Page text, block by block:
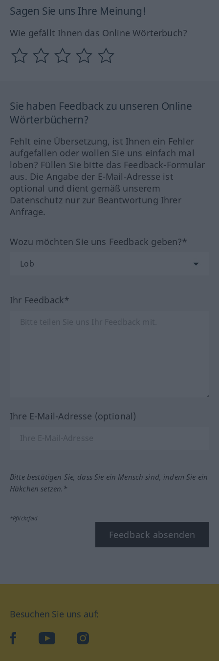
Sagen Sie uns Ihre Meinung!
Wie gefällt Ihnen das Online Wörterbuch?
Sie haben Feedback zu unseren Online
Wörterbüchern?
Fehlt eine Übersetzung, ist Ihnen ein Fehler
aufgefallen oder wollen Sie uns einfach mal
loben? Füllen Sie bitte das Feedback-Formular
aus. Die Angabe der E-Mail-Adresse ist
optional und dient gemäß unserem
Datenschutz nur zur Beantwortung Ihrer
Anfrage.
Wozu möchten Sie uns Feedback geben?*
Ihr Feedback*
Ihre E-Mail-Adresse (optional)
Bitte bestätigen Sie, dass Sie ein Mensch sind, indem Sie ein
Häkchen setzen.*
*Pflichtfeld
Feedback absenden
Besuchen Sie uns auf:
facebookYouTube Instagram